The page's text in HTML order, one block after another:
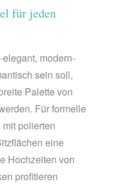
für jeden
modern-
sein soll,
Palette von
Für formelle
polierten
eine
Hochzeiten von
profitieren